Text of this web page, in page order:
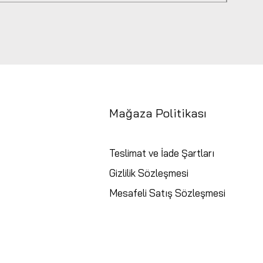
Mağaza Politikası
Teslimat ve İade Şartları
Gizlilik Sözleşmesi
Mesafeli Satış Sözleşmesi